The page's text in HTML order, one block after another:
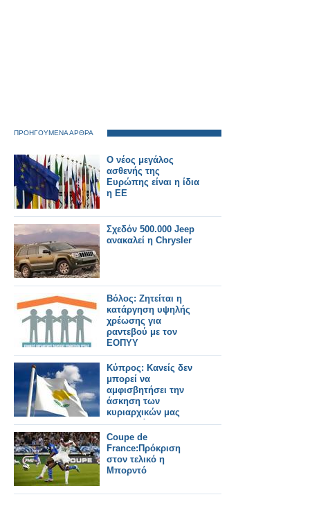
ΠΡΟΗΓΟΥΜΕΝΑ ΑΡΘΡΑ
Ο νέος μεγάλος
ασθενής της
Ευρώπης είναι η ίδια
η ΕΕ
Σχεδόν 500.000 Jeep
ανακαλεί η Chrysler
Βόλος: Ζητείται η
κατάργηση υψηλής
χρέωσης για
ραντεβού με τον
ΕΟΠΥΥ
Κύπρος: Κανείς δεν
μπορεί να
αμφισβητήσει την
άσκηση των
κυριαρχικών μας
δικαιωμάτων
Coupe de
France:Πρόκριση
στον τελικό η
Μπορντό